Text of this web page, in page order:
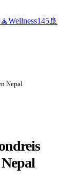
🧘Wellness145🚢
Nepal